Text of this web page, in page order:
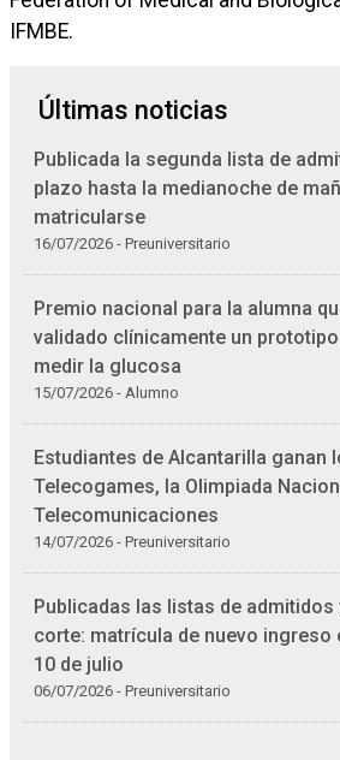
IFMBE.
Últimas noticias
Publicada la segunda lista de
plazo hasta la medianoche de
matricularse
16/07/2026 - Preuniversitario
Premio nacional para la alumna
validado clínicamente un
medir la glucosa
15/07/2026 - Alumno
Estudiantes de Alcantarilla ganan
Telecogames, la Olimpiada
Telecomunicaciones
14/07/2026 - Preuniversitario
Publicadas las listas de admitidos
corte: matrícula de nuevo ingreso
10 de julio
06/07/2026 - Preuniversitario